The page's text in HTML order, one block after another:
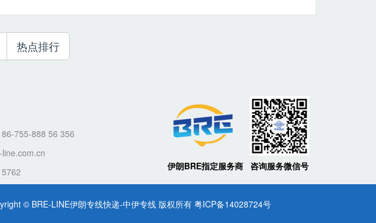
热点排行
755-888 56 356
咨询服务微信号
伊朗BRE指定服务商
© BRE-LINE伊朗专线快递-中伊专线 版权所有 粤ICP备14028724号